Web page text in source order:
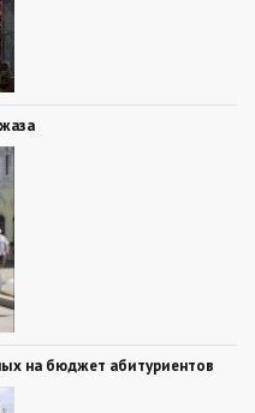
на бюджет абитуриентов